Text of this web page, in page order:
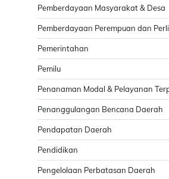
Pemberdayaan Masyarakat & Desa
Pemberdayaan Perempuan dan
Pemerintahan
Pemilu
Penanaman Modal & Pelayanan
Penanggulangan Bencana Daerah
Pendapatan Daerah
Pendidikan
Pengelolaan Perbatasan Daerah